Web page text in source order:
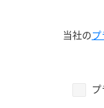
当社の